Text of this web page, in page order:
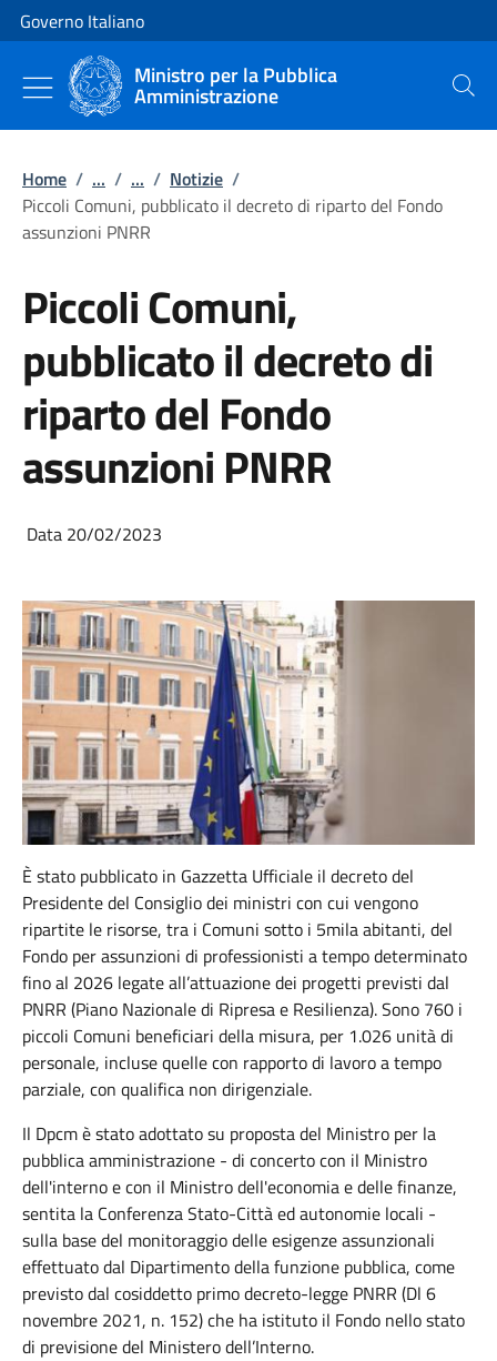
Vai al contenuto
Vai alla navigazione del sito
Governo Italiano
Ministro per la Pubblica
Amministrazione Cerca
Home / ... / ... / Notizie /
Piccoli Comuni, pubblicato il decreto di riparto del Fondo
assunzioni PNRR
Piccoli Comuni,
pubblicato il decreto di
riparto del Fondo
assunzioni PNRR
Data 20/02/2023
È stato pubblicato in Gazzetta Ufficiale il decreto del
Presidente del Consiglio dei ministri con cui vengono
ripartite le risorse, tra i Comuni sotto i 5mila abitanti, del
Fondo per assunzioni di professionisti a tempo determinato
fino al 2026 legate all’attuazione dei progetti previsti dal
PNRR (Piano Nazionale di Ripresa e Resilienza). Sono 760 i
piccoli Comuni beneficiari della misura, per 1.026 unità di
personale, incluse quelle con rapporto di lavoro a tempo
parziale, con qualifica non dirigenziale.
Il Dpcm è stato adottato su proposta del Ministro per la
pubblica amministrazione - di concerto con il Ministro
dell'interno e con il Ministro dell'economia e delle finanze,
sentita la Conferenza Stato-Città ed autonomie locali -
sulla base del monitoraggio delle esigenze assunzionali
effettuato dal Dipartimento della funzione pubblica, come
previsto dal cosiddetto primo decreto-legge PNRR (Dl 6
novembre 2021, n. 152) che ha istituto il Fondo nello stato
di previsione del Ministero dell’Interno.